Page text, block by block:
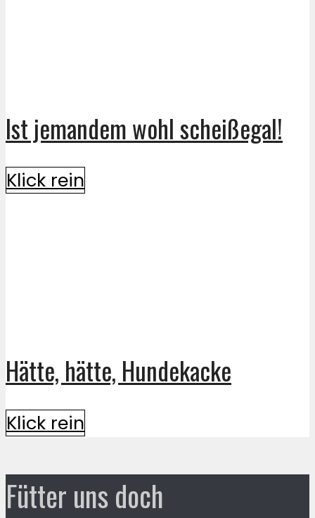
Ist jemandem wohl scheißegal!
Klick rein
Hätte, hätte, Hundekacke
Klick rein
Fütter uns doch